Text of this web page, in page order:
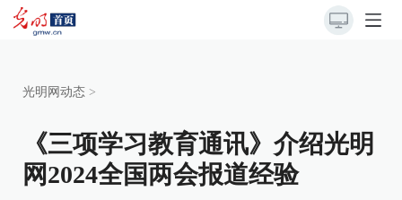
光明网动态 >
《三项学习教育通讯》介绍光明
网2024全国两会报道经验